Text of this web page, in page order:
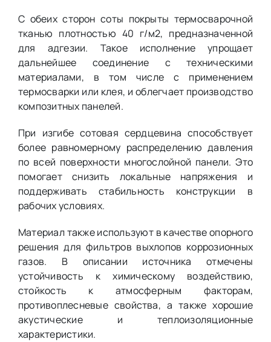
С обеих сторон соты покрыты термосварочной
тканью плотностью 40 г/м2, предназначенной
для адгезии. Такое исполнение упрощает
дальнейшее соединение с техническими
материалами, в том числе с применением
термосварки или клея, и облегчает производство
композитных панелей.
При изгибе сотовая сердцевина способствует
более равномерному распределению давления
по всей поверхности многослойной панели. Это
помогает снизить локальные напряжения и
поддерживать стабильность конструкции в
рабочих условиях.
Материал также используют в качестве опорного
решения для фильтров выхлопов коррозионных
газов. В описании источника отмечены
устойчивость к химическому воздействию,
стойкость к атмосферным факторам,
противоплесневые свойства, а также хорошие
акустические и теплоизоляционные
характеристики.